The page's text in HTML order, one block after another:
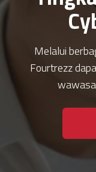
Melalui
Fourtrezz